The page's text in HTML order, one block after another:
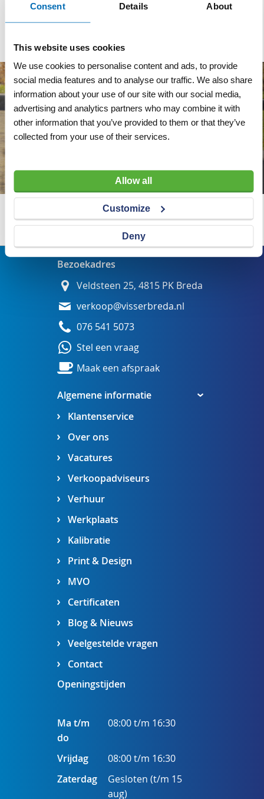
Consent Details About
This website uses cookies
We use cookies to personalise content and ads, to provide
social media features and to analyse our traffic. We also share
information about your use of our site with our social media,
advertising and analytics partners who may combine it with
other information that you’ve provided to them or that they’ve
collected from your use of their services.
Allow all
Customize
Deny
y14640
Wij adviseren u graag
Algemene informatie
Klantenservice
Over ons
Vacatures
Verkoopadviseurs
Verhuur
Werkplaats
Kalibratie
Print & Design
MVO
Certificaten
Blog & Nieuws
Veelgestelde vragen
Contact
Bezoekadres
Veldsteen 25, 4815 PK Breda
verkoop@visserbreda.nl
076 541 5073
Stel een vraag
Maak een afspraak
Openingstijden
Ma t/m
do
08:00 t/m 16:30
Vrijdag
08:00 t/m 16:30
Zaterdag
Gesloten (t/m 15
aug)